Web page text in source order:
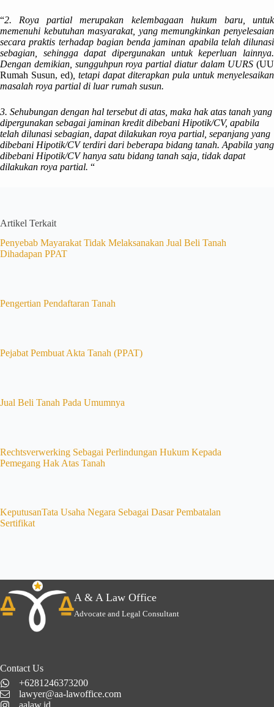
“2. Roya partial merupakan kelembagaan hukum baru, untuk
memenuhi kebutuhan masyarakat, yang memungkinkan penyelesaian
secara praktis terhadap bagian benda jaminan apabila telah dilunasi
sebagian, sehingga dapat dipergunakan untuk keperluan lainnya.
Dengan demikian, sungguhpun roya partial diatur dalam UURS (UU
Rumah Susun, ed) , tetapi dapat diterapkan pula untuk menyelesaikan
masalah roya partial di luar rumah susun.
3. Sehubungan dengan hal tersebut di atas, maka hak atas tanah yang
dipergunakan sebagai jaminan kredit dibebani Hipotik/CV, apabila
telah dilunasi sebagian, dapat dilakukan roya partial, sepanjang yang
dibebani Hipotik/CV terdiri dari beberapa bidang tanah. Apabila yang
dibebani Hipotik/CV hanya satu bidang tanah saja, tidak dapat
dilakukan roya partial. “
Artikel Terkait
Penyebab Mayarakat Tidak Melaksanakan Jual Beli Tanah
Dihadapan PPAT
Pengertian Pendaftaran Tanah
Pejabat Pembuat Akta Tanah (PPAT)
Jual Beli Tanah Pada Umumnya
Rechtsverwerking Sebagai Perlindungan Hukum Kepada
Pemegang Hak Atas Tanah
KeputusanTata Usaha Negara Sebagai Dasar Pembatalan
Sertifikat
A & A Law Office
Advocate and Legal Consultant
Contact Us
+6281246373200
lawyer@aa-lawoffice.com
aalaw.id